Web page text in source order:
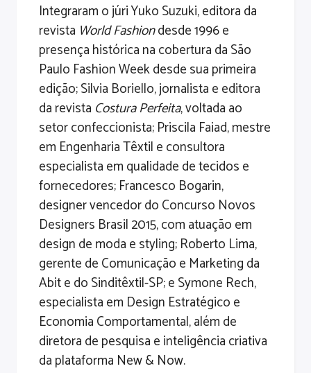
Integraram o júri Yuko Suzuki, editora da
revista World Fashiondesde 1996 e
presença histórica na cobertura da São
Paulo Fashion Week desde sua primeira
edição; Silvia Boriello, jornalista e editora
da revista Costura Perfeita, voltada ao
setor confeccionista; Priscila Faiad, mestre
em Engenharia Têxtil e consultora
especialista em qualidade de tecidos e
fornecedores; Francesco Bogarin,
designer vencedor do Concurso Novos
Designers Brasil 2015, com atuação em
design de moda e styling; Roberto Lima,
gerente de Comunicação e Marketing da
Abit e do Sinditêxtil-SP; e Symone Rech,
especialista em Design Estratégico e
Economia Comportamental, além de
diretora de pesquisa e inteligência criativa
da plataforma New & Now.